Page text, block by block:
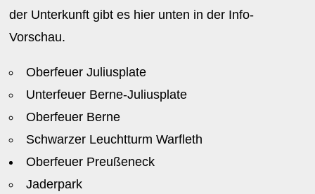
der Unterkunft gibt es hier unten in der Info-
Vorschau.
Oberfeuer Juliusplate
Unterfeuer Berne-Juliusplate
Oberfeuer Berne
Schwarzer Leuchtturm Warfleth
Oberfeuer Preußeneck
Jaderpark